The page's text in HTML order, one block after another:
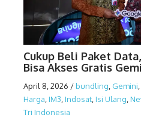
Cukup Beli Paket
Bisa Akses Gratis
April 8, 2026 /bundling Gemini
Harga IM3 Indosat Isi Ulang
Tri Indonesia